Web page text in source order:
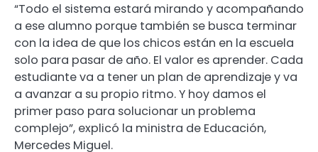
“Todo el sistema estará mirando y acompañando
a ese alumno porque también se busca terminar
con la idea de que los chicos están en la escuela
solo para pasar de año. El valor es aprender. Cada
estudiante va a tener un plan de aprendizaje y va
a avanzar a su propio ritmo. Y hoy damos el
primer paso para solucionar un problema
complejo”, explicó la ministra de Educación,
Mercedes Miguel.